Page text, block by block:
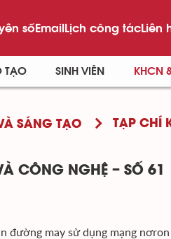
sốEmailLịch công tácLiên
TẠO SINH VIÊN KHCN
SÁNG TẠO TẠP CHÍ
CÔNG NGHỆ – SỐ 61
đường may sử dụng mạng